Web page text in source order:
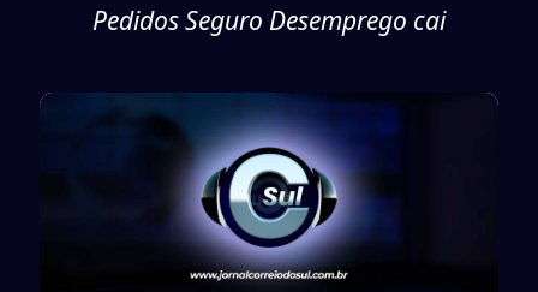
Pedidos Seguro Desemprego cai